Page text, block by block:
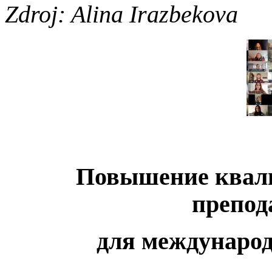
Zdroj: Alina Irazbekova
Повышение
для